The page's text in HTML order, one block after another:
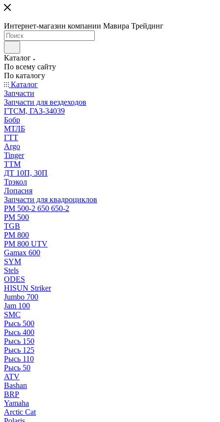
Интернет-магазин компании Мавира Трейдинг
Каталог
По всему сайту
По каталогу
Каталог
Запчасти
Запчасти для вездеходов
ГТСМ, ГАЗ-34039
Бобр
МТЛБ
ГТТ
Argo
Tinger
ТТМ
ДТ 10П, 30П
Трэкол
Лопасня
Запчасти для квадроциклов
РМ 500-2 650 650-2
РМ 500
TGB
РМ 800
РМ 800 UTV
Gamax 600
SYM
Stels
ОDЕS
HISUN Striker
Jumbo 700
Jam 100
SMC
Рысь 500
Рысь 400
Рысь 150
Рысь 125
Рысь 110
Рысь 50
ATV
Bashan
BRP
Yamaha
Arctic Cat